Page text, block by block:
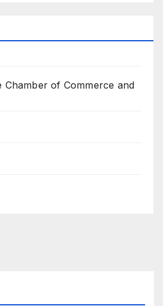
Chamber of Commerce and